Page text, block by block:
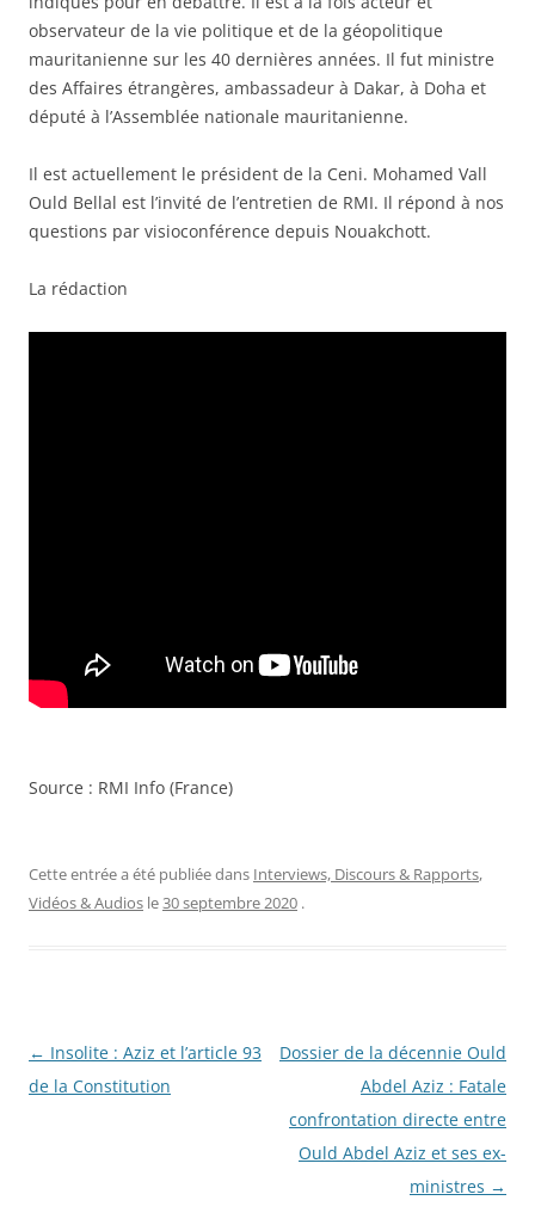
observateur de la vie politique et de la géopolitique
mauritanienne sur les 40 dernières années. Il fut ministre
des Affaires étrangères, ambassadeur à Dakar, à Doha et
député à l’Assemblée nationale mauritanienne.
Il est actuellement le président de la Ceni. Mohamed Vall
Ould Bellal est l’invité de l’entretien de RMI. Il répond à nos
questions par visioconférence depuis Nouakchott.
La rédaction
Source : RMI Info (France)
Cette entrée a été publiée dans Interviews, Discours & Rapports,
Vidéos & Audios le30 septembre 2020 .
Navigation
des
← Insolite : Aziz et l’article 93
de la Constitution
Dossier de la décennie Ould
Abdel Aziz : Fatale
confrontation directe entre
Ould Abdel Aziz et ses ex-
ministres →